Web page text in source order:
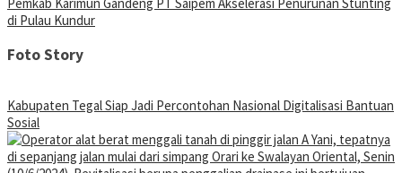
di Pulau Kundur
Foto Story
Kabupaten Tegal Siap Jadi Percontohan Nasional Digitalisasi Bantuan
Sosial